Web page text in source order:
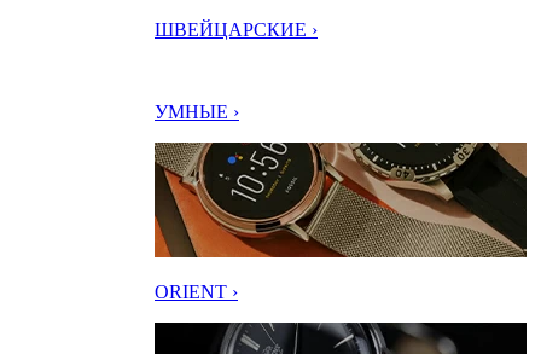
ШВЕЙЦАРСКИЕ ›
УМНЫЕ ›
ORIENT ›